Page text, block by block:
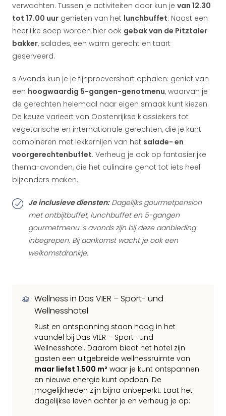
verwachten. Tussen je activiteiten door kun je van 12.30
tot 17.00 uur genieten van het lunchbuffet: Naast een
heerlijke soep worden hier ook gebak van de Pitztaler
bakker, salades, een warm gerecht en taart
geserveerd.
s Avonds kun je je fijnproevershart ophalen: geniet van
een hoogwaardig 5-gangen-genotmenu, waarvan je
de gerechten helemaal naar eigen smaak kunt kiezen.
De keuze varieert van Oostenrijkse klassiekers tot
vegetarische en internationale gerechten, die je kunt
combineren met lekkernijen van het salade- en
voorgerechtenbuffet. Verheug je ook op fantasierijke
thema-avonden, die het culinaire genot tot iets heel
bijzonders maken.
Je inclusieve diensten:Dagelijks gourmetpension
met ontbijtbuffet, lunchbuffet en 5-gangen
gourmetmenu 's avonds zijn bij deze aanbieding
inbegrepen. Bij aankomst wacht je ook een
welkomstdrankje.
Wellness in Das VIER – Sport- und
Wellnesshotel
Rust en ontspanning staan hoog in het
vaandel bij Das VIER – Sport- und
Wellnesshotel. Daarom biedt het hotel zijn
gasten een uitgebreide wellnessruimte van
maar liefst 1.500 m² waar je kunt ontspannen
en nieuwe energie kunt opdoen. De
mogelijkheden zijn bijna onbeperkt. Laat het
dagelijkse leven achter je en verheug je op: